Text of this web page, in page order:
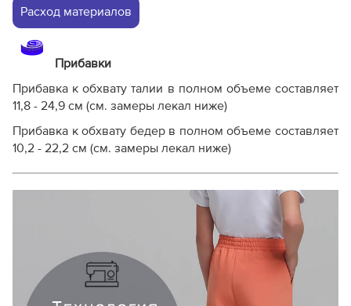
Расход материалов
Прибавки
Прибавка к обхвату талии в полном объеме составляет
11,8 - 24,9 см (см. замеры лекал ниже)
Прибавка к обхвату бедер в полном объеме составляет
10,2 - 22,2 см (см. замеры лекал ниже)